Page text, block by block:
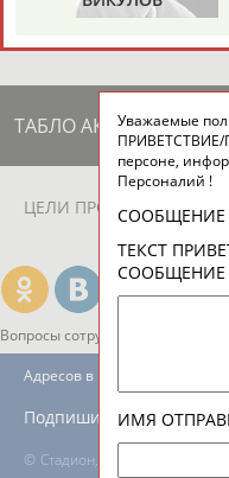
ТАБЛО АКТИВНОСТИ
ЦЕЛИ ПРОЕКТА
Вопросы сотрудничества и
© Стадион, 1998-2026
Адресов в новостной
Подпишись
Уважаемые
персоне,
Персоналий !
СООБЩЕНИЕ
ТЕКСТ
СООБЩЕНИЕ
ИМЯ